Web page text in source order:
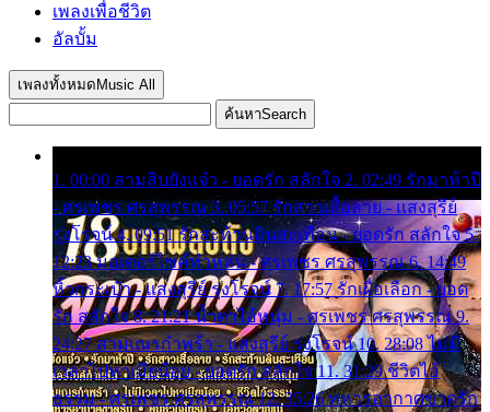
เพลงเพื่อชีวิต
อัลบั้ม
เพลงทั้งหมด Music All
ค้นหาSearch
1. 00:00 สามสิบยังแจ๋ว - ยอดรัก สลักใจ 2. 02:49 รักมาห้าปี
- ศรเพชร ศรสุพรรณ 3. 05:57 รักสาวเสื้อลาย - แสงสุรีย์
รุ่งโรจน์ 4. 09:51 รักสะท้านดินสะเทือน - ยอดรัก สลักใจ 5.
12:23 มอเตอร์ไซค์ทำหล่น - ศรเพชร ศรสุพรรณ 6. 14:49
หิ้วกระเป๋า - แสงสุรีย์ รุ่งโรจน์ 7. 17:57 รักเผื่อเลือก - ยอด
รัก สลักใจ 8. 21:21 น้ำตาไอ้หนุ่ม - ศรเพชร ศรสุพรรณ 9.
24:27 สามเณรกำพร้า - แสงสุรีย์ รุ่งโรจน์ 10. 28:08 ไม่มี
เวลาไปหาเมียน้อย - ยอดรัก สลักใจ 11. 31:29 ชีวิตไอ้
ธรรม - ศรเพชร ศรสุพรรณ 12. 35:26 ทหารอากาศขาดรัก